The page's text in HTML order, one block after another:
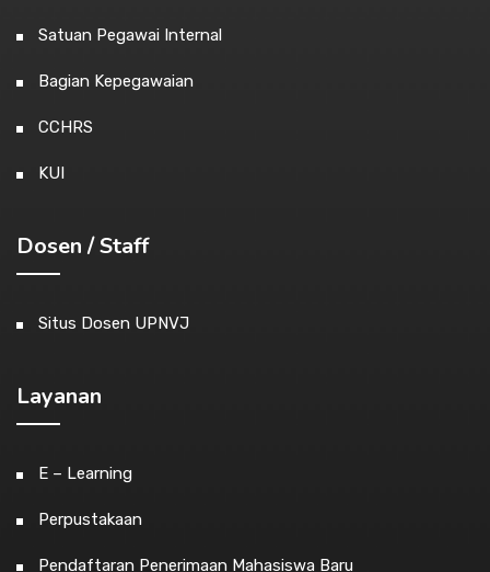
Satuan Pegawai Internal
Bagian Kepegawaian
CCHRS
KUI
Dosen / Staff
Situs Dosen UPNVJ
Layanan
E – Learning
Perpustakaan
Pendaftaran Penerimaan Mahasiswa Baru